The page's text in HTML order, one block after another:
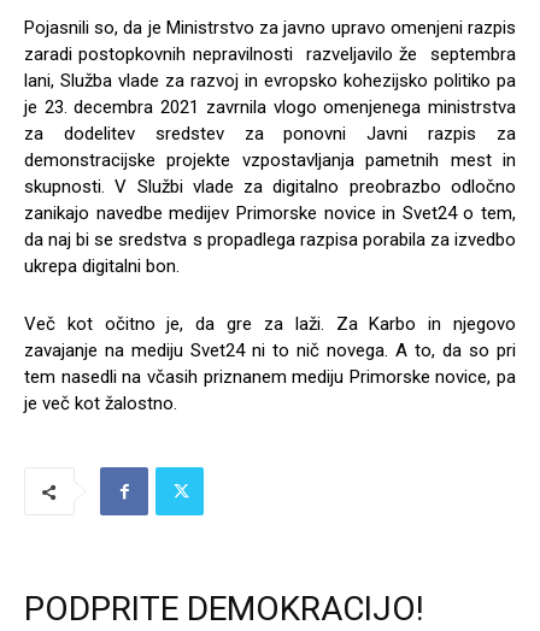
Pojasnili so, da je Ministrstvo za javno upravo omenjeni razpis
zaradi postopkovnih nepravilnosti razveljavilo že septembra
lani, Služba vlade za razvoj in evropsko kohezijsko politiko pa
je 23. decembra 2021 zavrnila vlogo omenjenega ministrstva
za dodelitev sredstev za ponovni Javni razpis za
demonstracijske projekte vzpostavljanja pametnih mest in
skupnosti. V Službi vlade za digitalno preobrazbo odločno
zanikajo navedbe medijev Primorske novice in Svet24 o tem,
da naj bi se sredstva s propadlega razpisa porabila za izvedbo
ukrepa digitalni bon.
Več kot očitno je, da gre za laži. Za Karbo in njegovo
zavajanje na mediju Svet24 ni to nič novega. A to, da so pri
tem nasedli na včasih priznanem mediju Primorske novice, pa
je več kot žalostno.
PODPRITE DEMOKRACIJO!